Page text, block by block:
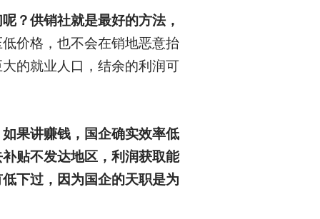
？供销社就是最好的方法，
价格，也不会在销地恶意抬
的就业人口，结余的利润可
如果讲赚钱，国企确实效率低
贴不发达地区，利润获取能
下过，因为国企的天职是为